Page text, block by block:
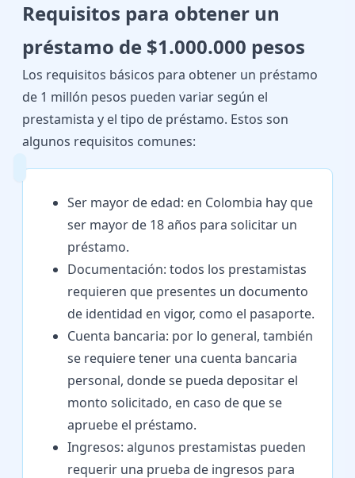
Requisitos para obtener un
préstamo de $1.000.000 pesos
Los requisitos básicos para obtener un préstamo
de 1 millón pesos pueden variar según el
prestamista y el tipo de préstamo. Estos son
algunos requisitos comunes:
Ser mayor de edad: en Colombia hay que
ser mayor de 18 años para solicitar un
préstamo.
Documentación: todos los prestamistas
requieren que presentes un documento
de identidad en vigor, como el pasaporte.
Cuenta bancaria: por lo general, también
se requiere tener una cuenta bancaria
personal, donde se pueda depositar el
monto solicitado, en caso de que se
apruebe el préstamo.
Ingresos: algunos prestamistas pueden
requerir una prueba de ingresos para